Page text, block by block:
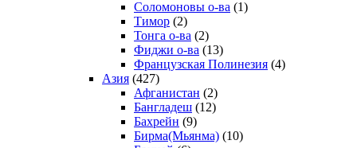
Соломоновы о-ва (1)
Тимор (2)
Тонга о-ва (2)
Фиджи о-ва (13)
Французская Полинезия (4)
Азия (427)
Афганистан (2)
Бангладеш (12)
Бахрейн (9)
Бирма(Мьянма) (10)